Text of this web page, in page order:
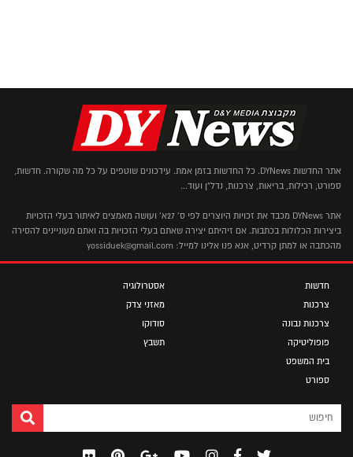
אתר החדשות DYNews. כל החדשות בזמן אמת. עידכונים שוטפים על כל מה שקורה. חדשות,
ספורט, רכילות, בריאות, צרכנות, נדל"ן ועוד...
אתר DYNews מכבד את זכויות היוצרים לפי ס' 27א' ועושה מאמצים לאיתור בעלי הזכויות
ביצירות הכלולות בכתבות. אם זיהיתם יצירה שאתם בעלי הזכויות בה ואתם מעוניינים להסירה
מהכתבה או למתן קרדיט, אנא פנו אלינו למייל: yossiduek@gmail.com
חדשות
צרכנות
צרכנות נבונה
פופוליטיקה
בית המשפט
ספורט
אסטרולוגיה
מאזני צדק
סודוקו
תשבץ